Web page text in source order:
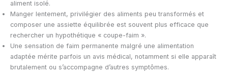
aliment isolé.
Manger lentement, privilégier des aliments peu transformés et
composer une assiette équilibrée est souvent plus efficace que
rechercher un hypothétique « coupe-faim ».
Une sensation de faim permanente malgré une alimentation
adaptée mérite parfois un avis médical, notamment si elle apparaît
brutalement ou s’accompagne d’autres symptômes.